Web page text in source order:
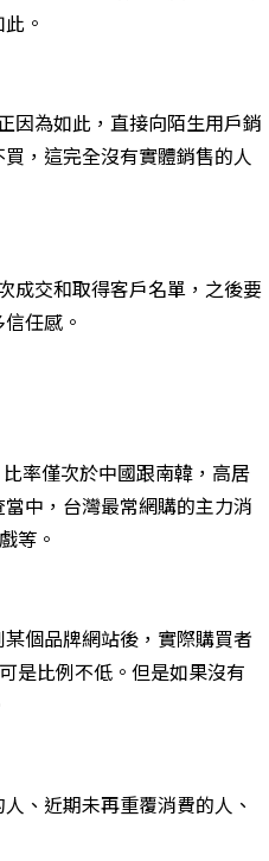
。
因為如此，直接向陌生用戶銷
，這完全沒有實體銷售的人
成交和取得客戶名單，之後要
任感。
率僅次於中國跟南韓，高居
中，台灣最常網購的主力消
等。
個品牌網站後，實際購買者
是比例不低。但是如果沒有
、近期未再重覆消費的人、